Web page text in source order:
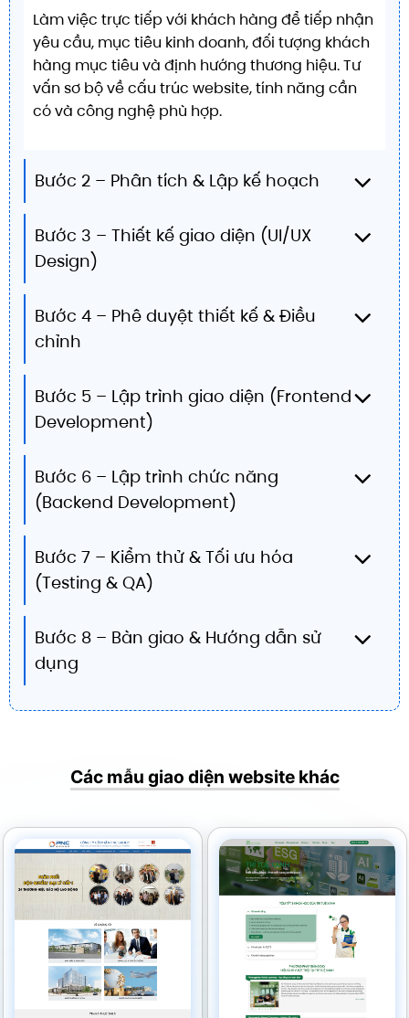
Làm việc trực tiếp với khách hàng để tiếp nhận
yêu cầu, mục tiêu kinh doanh, đối tượng khách
hàng mục tiêu và định hướng thương hiệu. Tư
vấn sơ bộ về cấu trúc website, tính năng cần
có và công nghệ phù hợp.
Bước 2 – Phân tích & Lập kế hoạch
Bước 3 – Thiết kế giao diện (UI/UX
Design)
Bước 4 – Phê duyệt thiết kế & Điều
chỉnh
Bước 5 – Lập trình giao diện (Frontend
Development)
Bước 6 – Lập trình chức năng
(Backend Development)
Bước 7 – Kiểm thử & Tối ưu hóa
(Testing & QA)
Bước 8 – Bàn giao & Hướng dẫn sử
dụng
Các mẫu giao diện website khác